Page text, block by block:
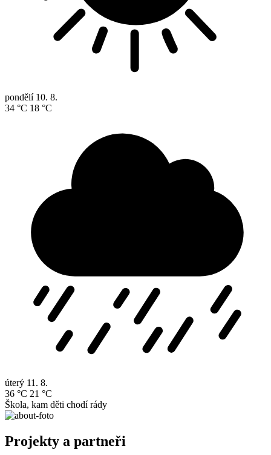
pondělí 10. 8.
34 °C 18 °C
úterý 11. 8.
36 °C 21 °C
Škola, kam děti chodí rády
Projekty a partneři